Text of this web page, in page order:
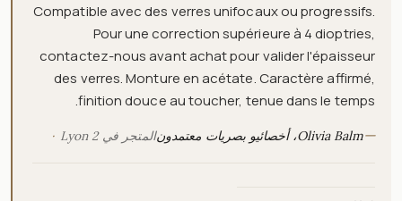
Compatible avec des verres unifocaux ou progressifs.
Pour une correction supérieure à 4 dioptries,
contactez-nous avant achat pour valider l'épaisseur
des verres. Monture en acétate. Caractère affirmé,
finition douce au toucher, tenue dans le temps.
—Olivia Balm، أخصائيو بصريات معتمدون المتجر في Lyon 2